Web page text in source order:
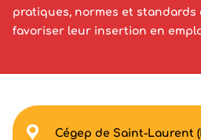
pratiques, normes et standards
favoriser leur insertion en
Cégep de Saint-Laurent